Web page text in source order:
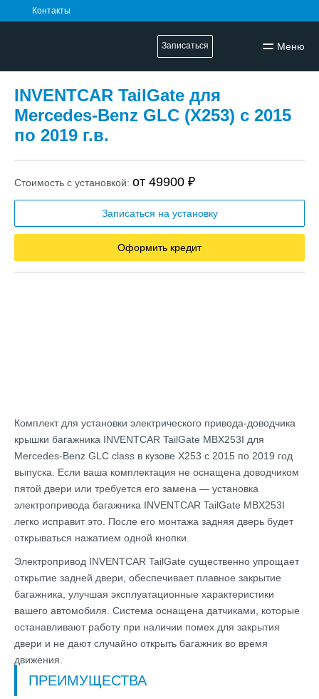
Контакты
Записаться Меню
INVENTCAR TailGate для
Mercedes-Benz GLC (X253) с 2015
по 2019 г.в.
Стоимость с установкой: от 49900 ₽
Записаться на установку
Оформить кредит
Комплект для установки электрического привода-доводчика
крышки багажника INVENTCAR TailGate MBX253I для
Mercedes-Benz GLC class в кузове X253 с 2015 по 2019 год
выпуска. Если ваша комплектация не оснащена доводчиком
пятой двери или требуется его замена — установка
электропривода багажника INVENTCAR TailGate MBX253I
легко исправит это. После его монтажа задняя дверь будет
открываться нажатием одной кнопки.
Электропривод INVENTCAR TailGate существенно упрощает
открытие задней двери, обеспечивает плавное закрытие
багажника, улучшая эксплуатационные характеристики
вашего автомобиля. Система оснащена датчиками, которые
останавливают работу при наличии помех для закрытия
двери и не дают случайно открыть багажник во время
движения.
ПРЕИМУЩЕСТВА